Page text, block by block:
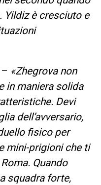
è cresciuto e
– «Zhegrova non
in maniera solida
Devi
dell’avversario,
fisico per
mini-prigioni che ti
Quando
squadra forte,